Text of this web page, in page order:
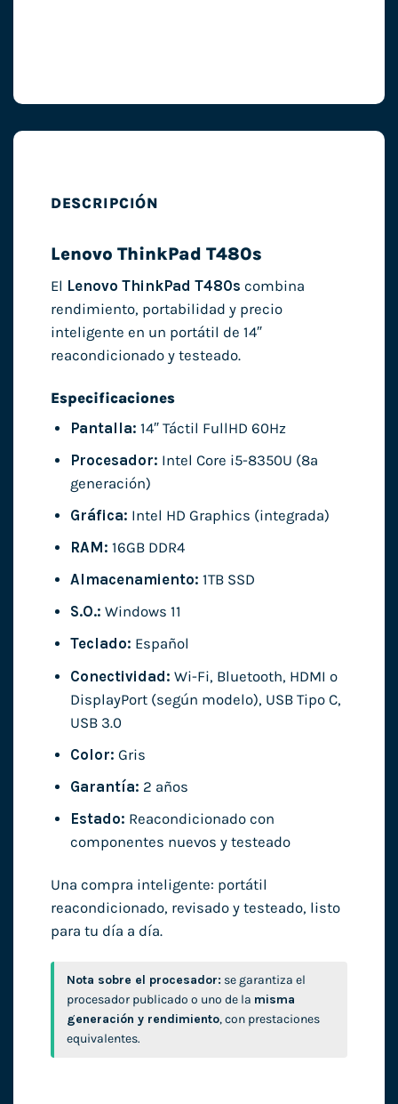
DESCRIPCIÓN
Lenovo ThinkPad T480s
El Lenovo ThinkPad T480s combina
rendimiento, portabilidad y precio
inteligente en un portátil de 14″
reacondicionado y testeado.
Especificaciones
Pantalla: 14″ Táctil FullHD 60Hz
Procesador: Intel Core i5-8350U (8ª
generación)
Gráfica: Intel HD Graphics (integrada)
RAM: 16GB DDR4
Almacenamiento: 1TB SSD
S.O.: Windows 11
Teclado: Español
Conectividad: Wi-Fi, Bluetooth, HDMI o
DisplayPort (según modelo), USB Tipo C,
USB 3.0
Color: Gris
Garantía: 2 años
Estado: Reacondicionado con
componentes nuevos y testeado
Una compra inteligente: portátil
reacondicionado, revisado y testeado, listo
para tu día a día.
Nota sobre el procesador: se garantiza el
procesador publicado o uno de la misma
generación y rendimiento, con prestaciones
equivalentes.